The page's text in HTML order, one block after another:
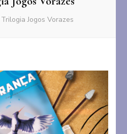
Trilogia Jogos Vorazes